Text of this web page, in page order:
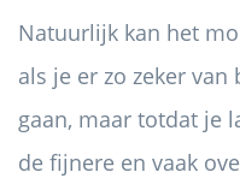
Natuurlijk kan het
als je er zo zeker
gaan, maar totdat je
de fijnere en vaak